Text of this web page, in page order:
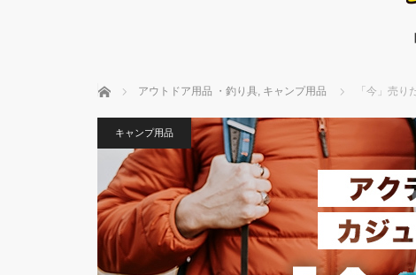
ホーム アウトドア用品 ・釣り具, キャンプ用品 「今」売り
キャンプ用品